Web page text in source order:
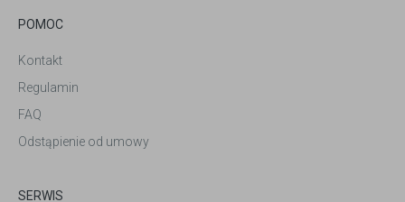
POMOC
Kontakt
Regulamin
FAQ
Odstąpienie od umowy
SERWIS